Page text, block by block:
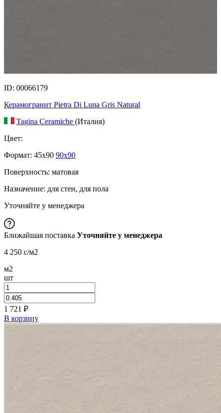
ID: 00066179
Керамогранит Pietra Di Luna Gris Natural
Tagina Ceramiche (Италия)
Цвет:
Формат: 45x90 90x90
Поверхность: матовая
Назначение: для стен, для пола
Уточняйте у менеджера
Ближайшая поставка Уточняйте у менеджера
4 250 c/м2
м2
шт
1 721 ₽
В корзину